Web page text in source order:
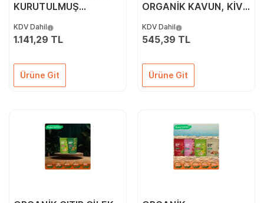
KURUTULMUŞ
ATIŞTIRMALIK PAKETİ
KDV Dahil
1.141,29 TL
Ürüne Git
ORGANİK KAVUN, KİVİ
PAKETİ
KDV Dahil
545,39 TL
Ürüne Git